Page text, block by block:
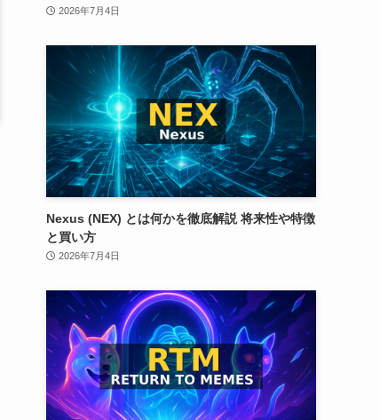
2026年7月4日
Nexus (NEX) とは何かを徹底解説 将来性や特徴
と買い方
2026年7月4日